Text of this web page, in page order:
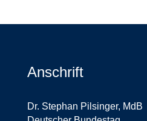
Anschrift
Dr. Stephan Pilsinger, MdB